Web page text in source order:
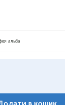
альба